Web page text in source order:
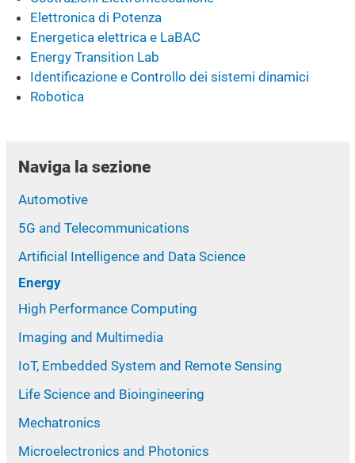
Elettronica di Potenza
Energetica elettrica e LaBAC
Energy Transition Lab
Identificazione e Controllo dei sistemi dinamici
Robotica
Naviga la sezione
Automotive
5G and Telecommunications
Artificial Intelligence and Data Science
Energy
High Performance Computing
Imaging and Multimedia
IoT, Embedded System and Remote Sensing
Life Science and Bioingineering
Mechatronics
Microelectronics and Photonics